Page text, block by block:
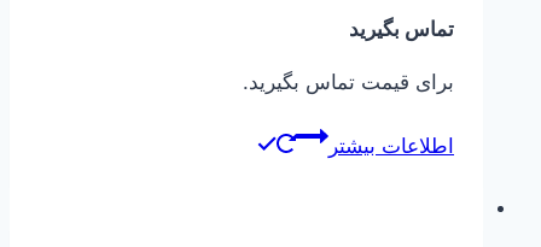
تماس بگیرید
برای قیمت تماس بگیرید.
اطلاعات بیشتر